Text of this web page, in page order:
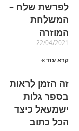
לפרשת שלח –
המשלחת
המוזרה
22/04/2021
קרא עוד »
זה הזמן לראות
בספר גלות
ישמעאל כיצד
הכל כתוב